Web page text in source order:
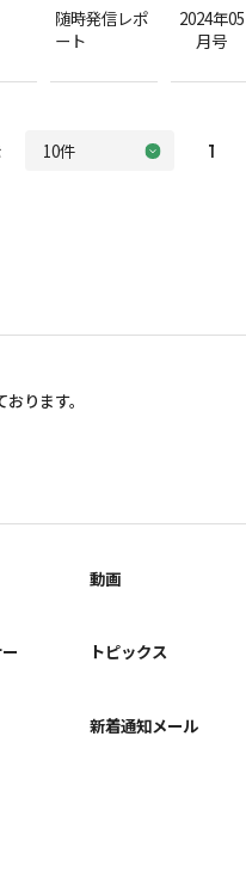
随時発信レポ
ート
2024年05
月号
1
ります。
動画
トピックス
新着通知メール